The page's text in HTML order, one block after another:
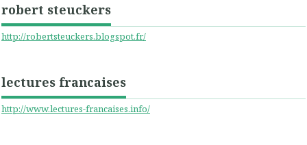
robert steuckers
http://robertsteuckers.blogspot.fr/
lectures francaises
http://www.lectures-francaises.info/